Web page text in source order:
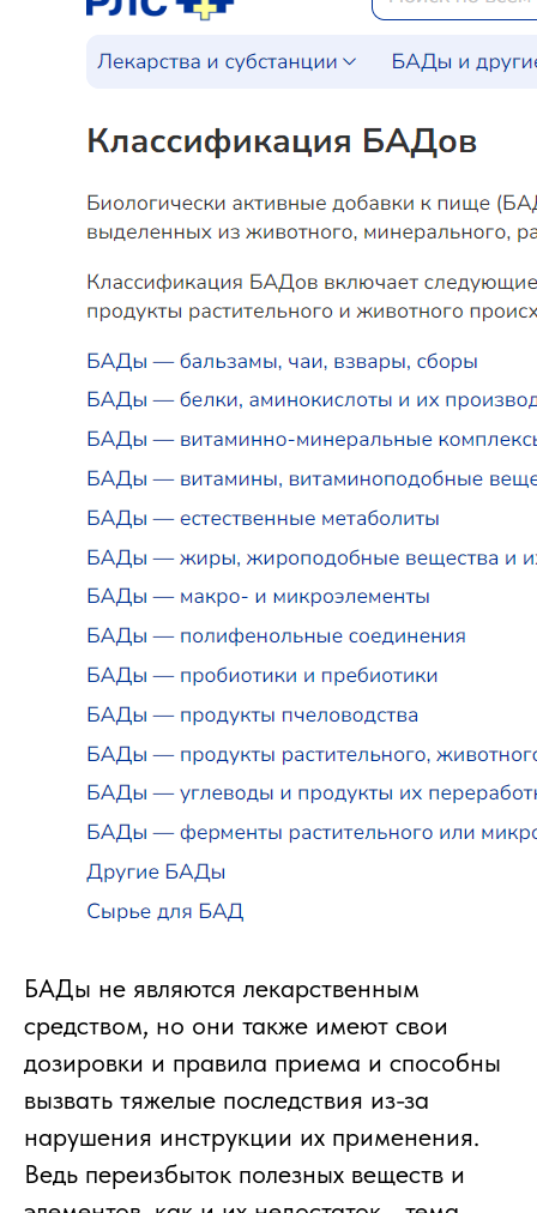
БАДы не являются лекарственным
средством, но они также имеют свои
дозировки и правила приема и способны
вызвать тяжелые последствия из-за
нарушения инструкции их применения.
Ведь переизбыток полезных веществ и